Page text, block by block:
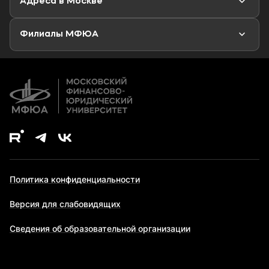
Аспирантура
Дополнительное образование
Филиалы МФЮА
Политика конфиденциальности
Версия для слабовидящих
Сведения об образовательной организации